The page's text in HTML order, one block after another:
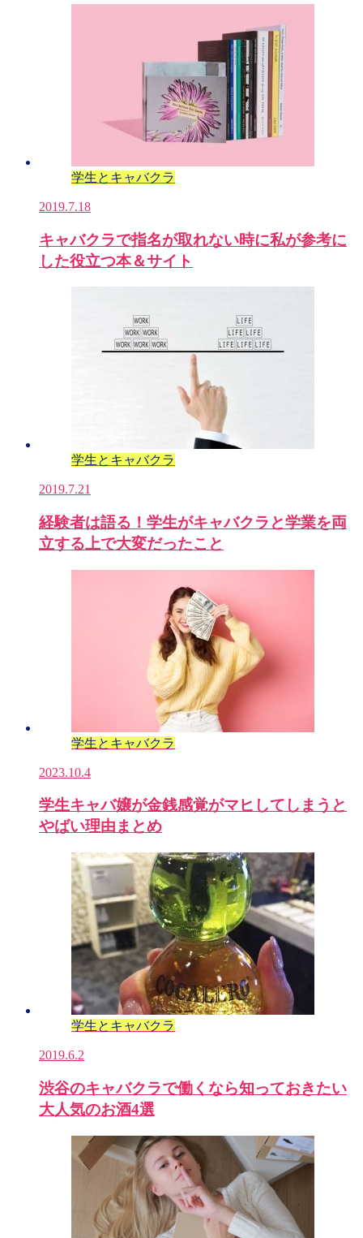
学生とキャバクラ
2019.7.18
キャバクラで指名が取れない時に私が参考に
した役立つ本＆サイト
学生とキャバクラ
2019.7.21
経験者は語る！学生がキャバクラと学業を両
立する上で大変だったこと
学生とキャバクラ
2023.10.4
学生キャバ嬢が金銭感覚がマヒしてしまうと
やばい理由まとめ
学生とキャバクラ
2019.6.2
渋谷のキャバクラで働くなら知っておきたい
大人気のお酒4選